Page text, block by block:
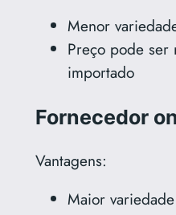
Menor
Preço pode ser
importado
Fornecedor
Vantagens:
Maior variedade